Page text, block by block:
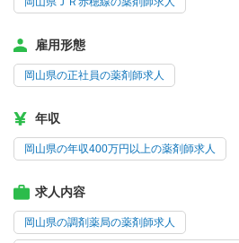
雇用形態
岡山県の正社員の薬剤師求人
年収
岡山県の年収400万円以上の薬剤師求人
求人内容
岡山県の調剤薬局の薬剤師求人